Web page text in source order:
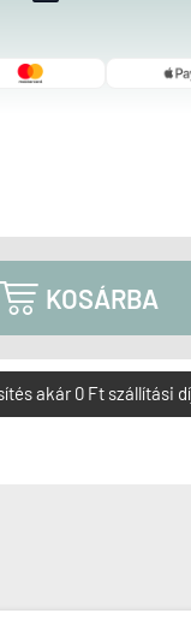
 KOSÁRBA
akár 0 Ft szállítási